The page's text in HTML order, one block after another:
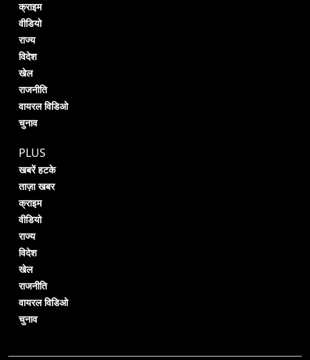
क्राइम
वीडियो
राज्य
विदेश
खेल
राजनीति
वायरल विडिओ
चुनाव
PLUS
खबरें हटके
ताज़ा खबर
क्राइम
वीडियो
राज्य
विदेश
खेल
राजनीति
वायरल विडिओ
चुनाव